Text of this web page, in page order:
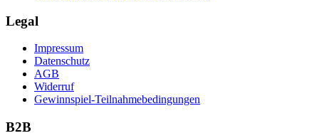
Legal
Impressum
Datenschutz
AGB
Widerruf
Gewinnspiel-Teilnahmebedingungen
B2B